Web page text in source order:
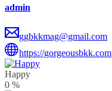
admin
ggbkkmag@gmail.com
https://gorgeousbkk.com
Happy
0 %